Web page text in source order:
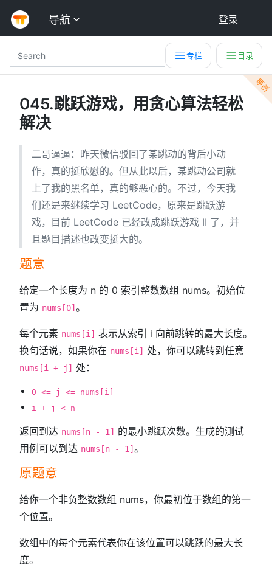
导航 登录
专栏 目录
原创
045.跳跃游戏，用贪心算法轻松
解决
二哥逼逼：昨天微信驳回了某跳动的背后小动
作，真的挺欣慰的。但从此以后，某跳动公司就
上了我的黑名单，真的够恶心的。不过，今天我
们还是来继续学习 LeetCode，原来是跳跃游
戏，目前 LeetCode 已经改成跳跃游戏 II 了，并
且题目描述也改变挺大的。
题意
给定一个长度为 n 的 0 索引整数数组 nums。初始位
置为 nums[0] 。
每个元素 nums[i] 表示从索引 i 向前跳转的最大长度。
换句话说，如果你在 nums[i] 处，你可以跳转到任意
nums[i + j] 处：
0 <= j <= nums[i]
i + j < n
返回到达 nums[n - 1]
的最小跳跃次数。生成的测试
用例可以到达 nums[n - 1] 。
原题意
给你一个非负整数数组 nums，你最初位于数组的第一
个位置。
数组中的每个元素代表你在该位置可以跳跃的最大长
度。